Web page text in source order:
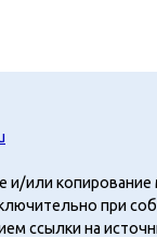
и/или копирование
при
ссылки на